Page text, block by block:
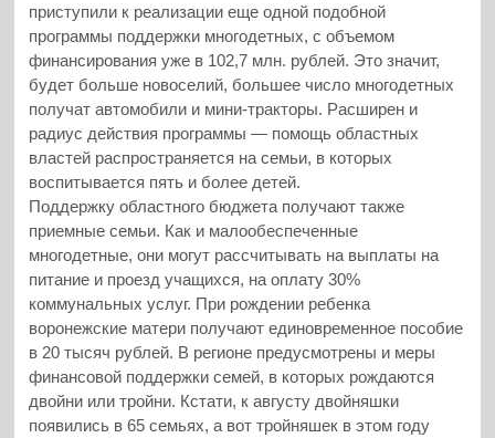
приступили к реализации еще одной подобной
программы поддержки многодетных, с объемом
финансирования уже в 102,7 млн. рублей. Это значит,
будет больше новоселий, большее число многодетных
получат автомобили и мини-тракторы. Расширен и
радиус действия программы — помощь областных
властей распространяется на семьи, в которых
воспитывается пять и более детей.
Поддержку областного бюджета получают также
приемные семьи. Как и малообеспеченные
многодетные, они могут рассчитывать на выплаты на
питание и проезд учащихся, на оплату 30%
коммунальных услуг. При рождении ребенка
воронежские матери получают единовременное пособие
в 20 тысяч рублей. В регионе предусмотрены и меры
финансовой поддержки семей, в которых рождаются
двойни или тройни. Кстати, к августу двойняшки
появились в 65 семьях, а вот тройняшек в этом году